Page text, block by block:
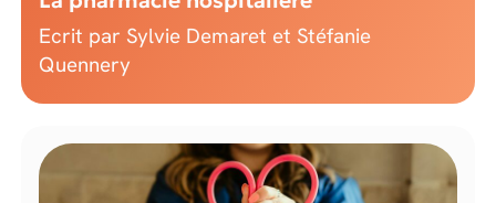
Ecrit par Sylvie Demaret et Stéfanie
Quennery